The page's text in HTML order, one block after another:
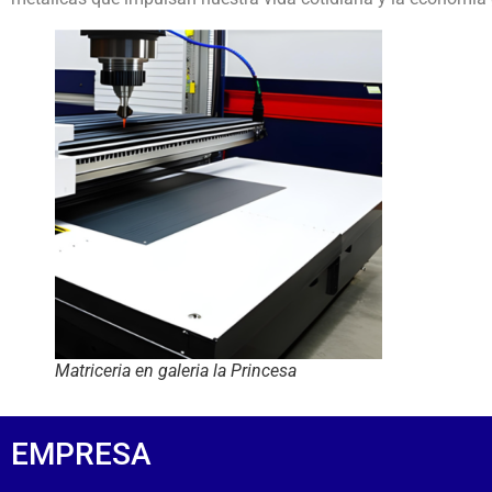
Matriceria en galeria la Princesa
EMPRESA